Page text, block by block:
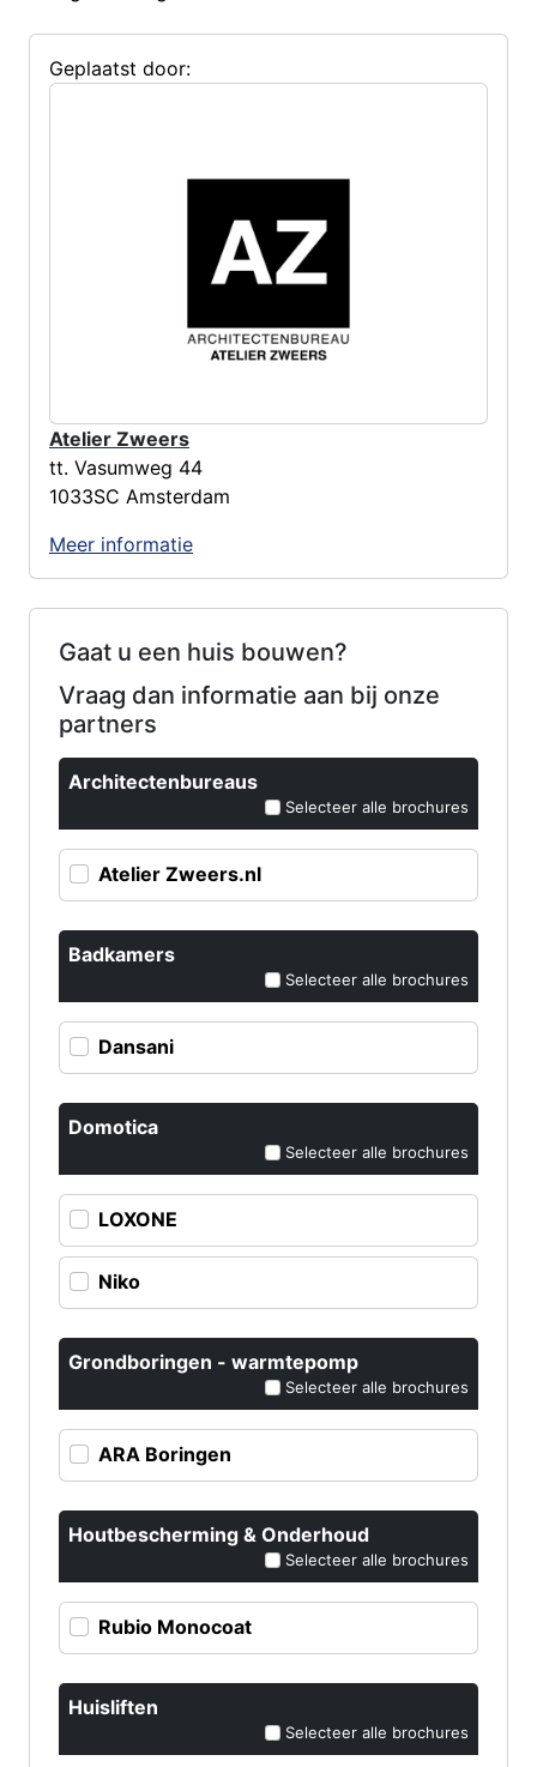
Geplaatst door:
Atelier Zweers
tt. Vasumweg 44
1033SC Amsterdam
Meer informatie
Gaat u een huis bouwen?
Vraag dan informatie aan bij onze
partners
Architectenbureaus
Selecteer alle brochures
Atelier Zweers.nl
Badkamers
Selecteer alle brochures
Dansani
Domotica
Selecteer alle brochures
LOXONE
Niko
Grondboringen - warmtepomp
Selecteer alle brochures
ARA Boringen
Houtbescherming & Onderhoud
Selecteer alle brochures
Rubio Monocoat
Huisliften
Selecteer alle brochures